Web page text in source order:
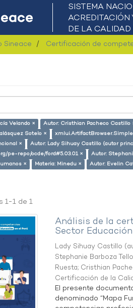
Sineace Certificación de
Velando × Autor: Cristhian Pacheco Castillo
Sotelo ×
×
Autor: Lady Sihuay Castillo (autor
pe-repo/ocde/ford#5.03.01 ×
Autor:
×
Materia: Minedu × Autor: Evelin
1-1 de 1
Análisis de la
Sector
Lady Sihuay Castillo
Stephanie Barboza
Ruesta; Cristhian
Certificación de la
El presente
denominado “Mapa